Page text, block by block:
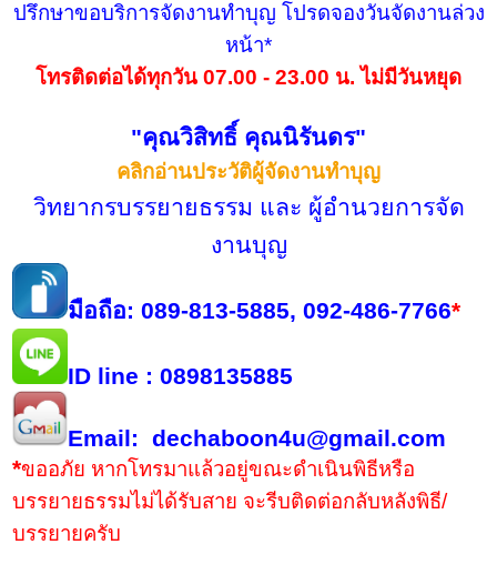
ปรึกษาขอบริการจัดงานทำบุญ โปรดจองวันจัดงานล่วง
หน้า*
โทรติดต่อได้ทุกวัน 07.00 - 23.00 น. ไม่มีวันหยุด
"คุณวิสิทธิ์ คุณนิรันดร"
คลิกอ่านประวัติผู้จัดงานทำบุญ
วิทยากรบรรยายธรรม และ ผู้อำนวยการจัด
งานบุญ
มือถือ: 089-813-5885, 092-486-7766*
ID line : 0898135885
Email: dechaboon4u@gmail.com
*ขออภัย หากโทรมาแล้วอยู่ขณะดำเนินพิธีหรือ
บรรยายธรรมไม่ได้รับสาย จะรีบติดต่อกลับหลังพิธี/
บรรยายครับ